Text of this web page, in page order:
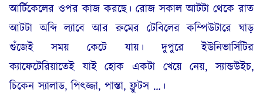
আর্টিকেলের ওপর কাজ করছে। রোজ সকাল আটটা থেকে রাত
আটটা অব্দি ল্যাবে আর রুমের টেবিলের কম্পিউটারে ঘাড়
গুঁজেই সময় কেটে যায়। দুপুরে ইউনিভার্সিটির
ক্যাফেটেরিয়াতেই যাই হোক একটা খেয়ে নেয়, স্যান্ডউইচ,
চিকেন স্যালাড, পিৎজ্জা, পাস্তা, ফ্রুটস …।